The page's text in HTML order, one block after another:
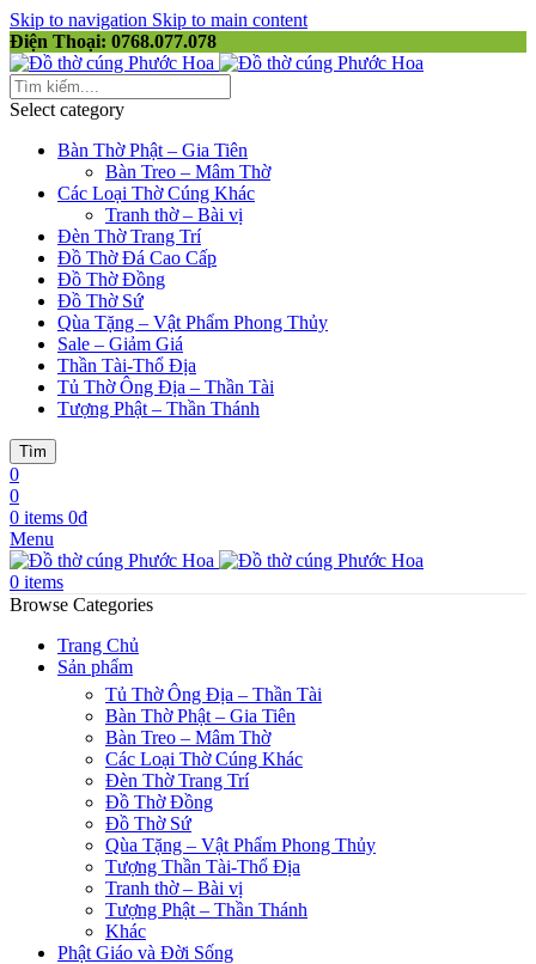
Skip to navigation Skip to main content
Điện Thoại: 0768.077.078
Select category
Bàn Thờ Phật – Gia Tiên
Bàn Treo – Mâm Thờ
Các Loại Thờ Cúng Khác
Tranh thờ – Bài vị
Đèn Thờ Trang Trí
Đồ Thờ Đá Cao Cấp
Đồ Thờ Đồng
Đồ Thờ Sứ
Qùa Tặng – Vật Phẩm Phong Thủy
Sale – Giảm Giá
Thần Tài-Thổ Địa
Tủ Thờ Ông Địa – Thần Tài
Tượng Phật – Thần Thánh
Tìm
0
0
0 items 0₫
Menu
0 items
Browse Categories
Trang Chủ
Sản phẩm
Tủ Thờ Ông Địa – Thần Tài
Bàn Thờ Phật – Gia Tiên
Bàn Treo – Mâm Thờ
Các Loại Thờ Cúng Khác
Đèn Thờ Trang Trí
Đồ Thờ Đồng
Đồ Thờ Sứ
Qùa Tặng – Vật Phẩm Phong Thủy
Tượng Thần Tài-Thổ Địa
Tranh thờ – Bài vị
Tượng Phật – Thần Thánh
Khác
Phật Giáo và Đời Sống